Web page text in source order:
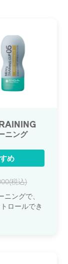
ニング
め
税込)
ニングで、
ロールでき